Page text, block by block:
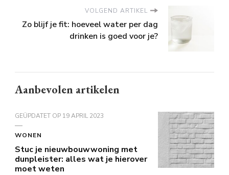
VOLGEND ARTIKEL
Zo blijf je fit: hoeveel water per dag
drinken is goed voor je?
Aanbevolen artikelen
GEÜPDATET OP 19 APRIL 2023
WONEN
Stuc je nieuwbouwwoning met
dunpleister: alles wat je hierover
moet weten